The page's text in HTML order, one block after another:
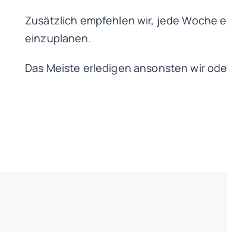
Zusätzlich empfehlen wir, jede Woche
einzuplanen.
Das Meiste erledigen ansonsten wir